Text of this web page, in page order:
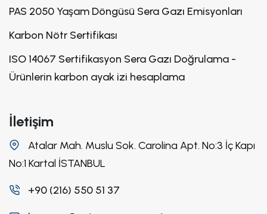
PAS 2050 Yaşam Döngüsü Sera Gazı Emisyonları
Karbon Nötr Sertifikası
ISO 14067 Sertifikasyon Sera Gazı Doğrulama -
Ürünlerin karbon ayak izi hesaplama
İletişim
Atalar Mah. Muslu Sok. Carolina Apt. No:3 İç Kapı
No:1 Kartal İSTANBUL
+90 (216) 550 51 37